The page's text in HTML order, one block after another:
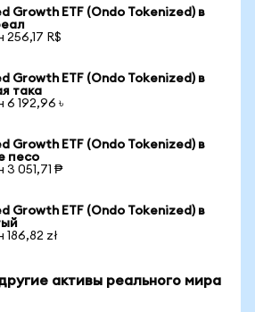
Growth ETF (Ondo Tokenized) в
256,17 R$
Growth ETF (Ondo Tokenized) в
така
6 192,96 ৳
Growth ETF (Ondo Tokenized) в
песо
3 051,71 ₱
Growth ETF (Ondo Tokenized) в
186,82 zł
активы реального мира